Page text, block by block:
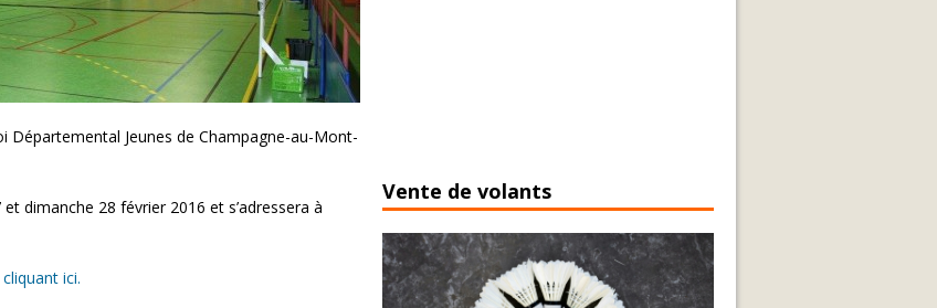
Jeunes de Champagne-au-Mont-
dimanche 28 février 2016 et s’adressera à
ici.
Vente de volants